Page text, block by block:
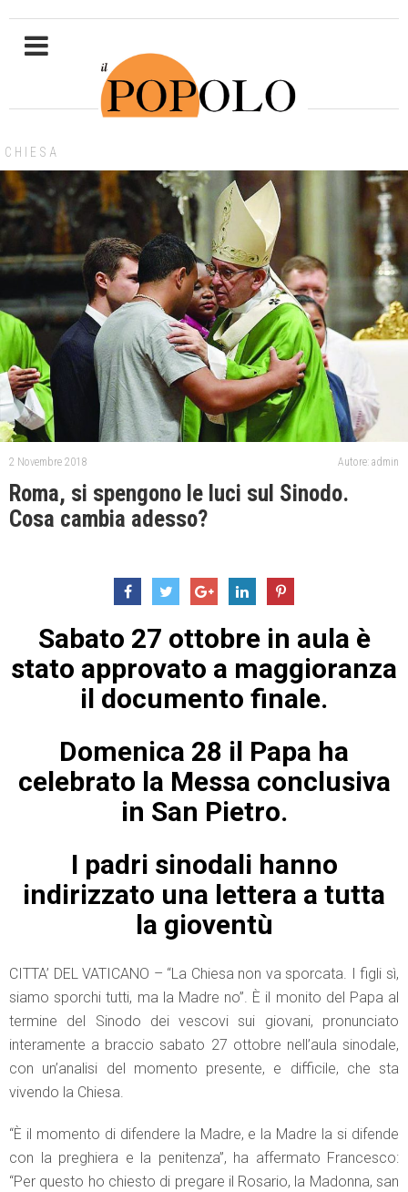
CHIESA
2 Novembre 2018 Autore: admin
Roma, si spengono le luci sul Sinodo.
Cosa cambia adesso?
Sabato 27 ottobre in aula è
stato approvato a maggioranza
il documento finale.
Domenica 28 il Papa ha
celebrato la Messa conclusiva
in San Pietro.
I padri sinodali hanno
indirizzato una lettera a tutta
la gioventù
CITTA’ DEL VATICANO – “La Chiesa non va sporcata. I figli sì,
siamo sporchi tutti, ma la Madre no”. È il monito del Papa al
termine del Sinodo dei vescovi sui giovani, pronunciato
interamente a braccio sabato 27 ottobre nell’aula sinodale,
con un’analisi del momento presente, e difficile, che sta
vivendo la Chiesa.
“È il momento di difendere la Madre, e la Madre la si difende
con la preghiera e la penitenza”, ha affermato Francesco:
“Per questo ho chiesto di pregare il Rosario, la Madonna, san